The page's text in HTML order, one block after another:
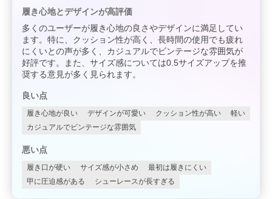
履き心地とデザインが高評価
多くのユーザーが履き心地の良さやデザインに満足してい
ます。特に、クッション性が高く、長時間の使用でも疲れ
にくいとの声が多く、カジュアルでビンテージな雰囲気が
好評です。また、サイズ感については0.5サイズアップを推
奨する意見が多く見られます。
良い点
履き心地が良い デザインが可愛い クッション性が高い
軽い
カジュアルでビンテージな雰囲気
悪い点
履き口が硬い サイズ感が小さめ
最初は履きにくい
甲に圧迫感がある
シューレースが長すぎる